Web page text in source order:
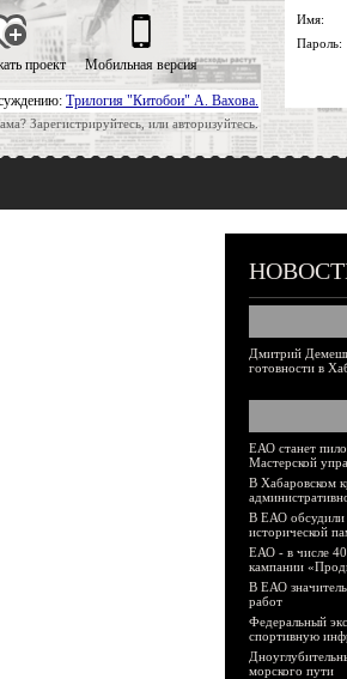
Трилогия "Китобои" А. Вахова.
Зарегистрируйтесь, или авторизуйтесь.
проект Мобильная версия
Имя:
Пароль:
Дмитрий
готовности в
ЕАО станет
Мастерской
В Хабаровском
В ЕАО обсудили
исторической
ЕАО - в числе 40
кампании
В ЕАО
работ
Федеральный
спортивную
морского пути